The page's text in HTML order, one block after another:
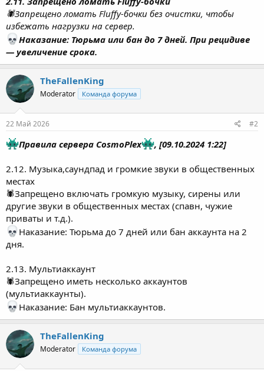
🕷Запрещено ломать Fluffy-бочки без очистки, чтобы
избежать нагрузки на сервер.
Наказание: Тюрьма или бан до 7 дней. При рецидиве
— увеличение срока.
TheFallenKing
Moderator Команда форума
22 Май 2026 #2
Правила сервера CosmoPlex , [09.10.2024 1:22]
2.12. Музыка,саундпад и громкие звуки в общественных
местах
🕷Запрещено включать громкую музыку, сирены или
другие звуки в общественных местах (спавн, чужие
приваты и т.д.).
Наказание: Тюрьма до 7 дней или бан аккаунта на 2
дня.
2.13. Мультиаккаунт
🕷Запрещено иметь несколько аккаунтов
(мультиаккаунты).
Наказание: Бан мультиаккаунтов.
TheFallenKing
Moderator Команда форума